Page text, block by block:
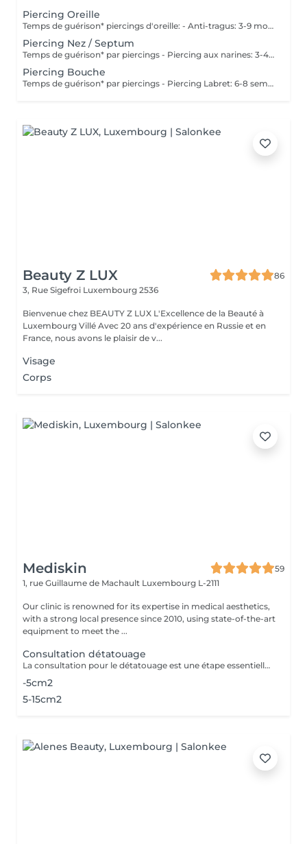
Piercing Oreille
Temps de guérison* piercings d'oreille: - Anti-tragus: 3-9 mois - Piercing de conque: 3-9 mois - Daithpiercing: 3-9 mois - Piercing helix: 3-9 mois - Perçage de fumée: 3-9 mois - Piercing douillet: 3-9 mois - Piercing Tragus: 3-9 mois - Piercing du lobe de l'oreille: 4-8 semaines *Notez également qu'il est indispensable de réaliser les soins quotidiennement pour que la cicatrisation se fasse dans les meilleures conditions. *La guérison est différente d'une personne à l'autre **Si vous êtes mineur, l'autorisation parentale est obligatoire. Industriel Piercing - Sous réserve d'évaluation
Piercing Nez / Septum
Temps de guérison* par piercings - Piercing aux narines: 3-4 semaines - Piercing septum: 4-8 semaines *Notez également qu'il est indispensable de réaliser les soins quotidiennement pour que la cicatrisation se fasse dans les meilleures conditions. *La guérison est différente d'une personne à l'autre **Si vous êtes mineur, l'autorisation parentale est obligatoire.
Piercing Bouche
Temps de guérison* par piercings - Piercing Labret: 6-8 semaines - Piercing des lèvres / côté: 6-8 semaines - Piercing de la lèvre supérieure: 2-3 mois - Piercing de la langue: 4-8 semaines *Notez également qu'il est indispensable de réaliser les soins quotidiennement pour que la cicatrisation se fasse dans les meilleures conditions. *La guérison est différente d'une personne à l'autre **Si vous êtes mineur, l'autorisation parentale est obligatoire.
Beauty Z LUX
86
3, Rue Sigefroi Luxembourg 2536
Bienvenue chez BEAUTY Z LUX L'Excellence de la Beauté à
Luxembourg Villé Avec 20 ans d'expérience en Russie et en
France, nous avons le plaisir de v...
Visage
Corps
Mediskin
59
1, rue Guillaume de Machault Luxembourg L-2111
Our clinic is renowned for its expertise in medical aesthetics,
with a strong local presence since 2010, using state-of-the-art
equipment to meet the ...
Consultation détatouage
La consultation pour le détatouage est une étape essentielle avant le traitement. Elle permet d'évaluer la taille, les couleurs et la profondeur du tatouage, ainsi que le type de peau du patient. Le professionnel explique le déroulement du traitement, le nombre de séances nécessaires et les éventuels effets secondaires. C'est aussi le moment pour poser toutes vos questions et discuter des attentes en termes de résultats
-5cm2
5-15cm2